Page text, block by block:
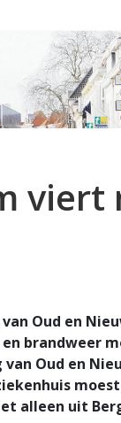
viert
van Oud en
brandweer
Oud en
alleen uit